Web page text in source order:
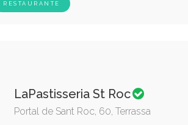
RESTAURANTE
LaPastisseria St Roc
Portal de Sant Roc, 60, Terrassa